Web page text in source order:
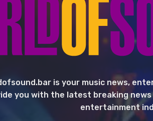
is your music news,
you with the latest breaking
entertainment